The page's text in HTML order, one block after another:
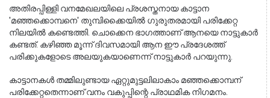
അതിരപ്പിള്ളി വനമേഖലയിലെ പ്രശസ്തനായ കാട്ടാന
'മഞ്ഞക്കൊമ്പനെ' തുമ്പിക്കൈയിൽ ഗുരുതരമായി പരിക്കേറ്റ
നിലയിൽ കണ്ടെത്തി. ചൊക്കെന ഭാഗത്താണ് ആനയെ നാട്ടുകാർ
കണ്ടത്. കഴിഞ്ഞ മൂന്ന് ദിവസമായി ആന ഈ പ്രദേശത്ത്
പരിക്കുകളോടെ അലയുകയാണെന്ന് നാട്ടുകാർ പറയുന്നു.
കാട്ടാനകൾ തമ്മിലുണ്ടായ ഏറ്റുമുട്ടലിലാകാം മഞ്ഞക്കൊമ്പന്
പരിക്കേറ്റതെന്നാണ് വനം വകുപ്പിന്റെ പ്രാഥമിക നിഗമനം.